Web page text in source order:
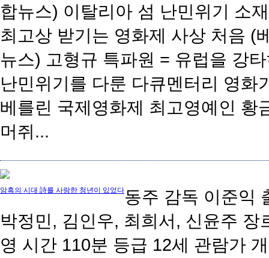
합뉴스) 이탈리아 섬 난민위기 소
최고상 받기는 영화제 사상 처음 (
뉴스) 고형규 특파원 = 유럽을 강
난민위기를 다룬 다큐멘터리 영화
베를린 국제영화제 최고영예인 황
머쥐...
암흑의 시대 詩를 사랑한 청년이 있었다동주 감독 이준익
박정민, 김인우, 최희서, 신윤주 장
영 시간 110분 등급 12세 관람가